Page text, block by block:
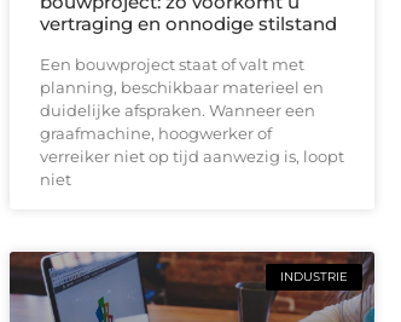
vertraging en onnodige stilstand
Een bouwproject staat of valt met
planning, beschikbaar materieel en
duidelijke afspraken. Wanneer een
graafmachine, hoogwerker of
verreiker niet op tijd aanwezig is, loopt
niet
INDUSTRIE